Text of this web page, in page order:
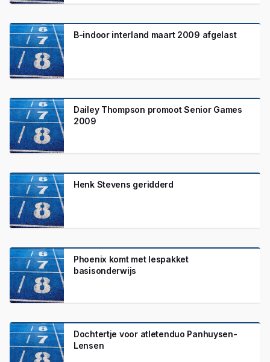
B-indoor interland maart 2009 afgelast
Dailey Thompson promoot Senior Games
2009
Henk Stevens geridderd
Phoenix komt met lespakket
basisonderwijs
Dochtertje voor atletenduo Panhuysen-
Lensen